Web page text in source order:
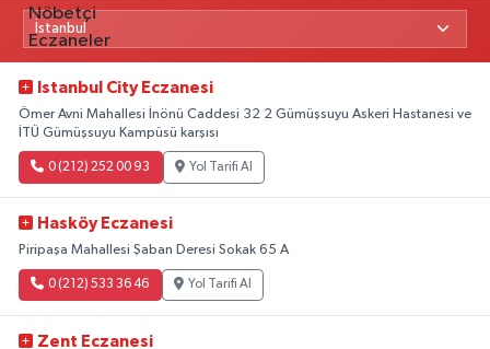
Istanbul City Eczanesi
Ömer Avni Mahallesi İnönü Caddesi 32 2 Gümüşsuyu Askeri Hastanesi ve
İTÜ Gümüşsuyu Kampüsü karşısı
0 (212) 252 00 93 Yol Tarifi Al
Hasköy Eczanesi
Piripaşa Mahallesi Şaban Deresi Sokak 65 A
0 (212) 533 36 46 Yol Tarifi Al
Zent Eczanesi